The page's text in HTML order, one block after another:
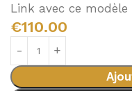
Link avec ce modèle
€110.00